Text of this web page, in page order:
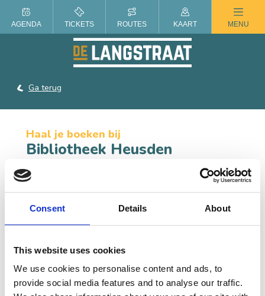
Consent Details About
This website uses cookies
We use cookies to personalise content and ads, to
provide social media features and to analyse our traffic.
ZOMER IN DE LANGSTRAAT
Ga terug
Haal je boeken bij
Bibliotheek Heusden
Bibliotheek Heusden, met vestigingen in Drunen,
Heusden en Vlijmen, biedt een wereld vol informatie.
Kasteellaan 36, 5256 GV Oudheusden
Bel: 0416-662055|Stuur een e-mail
Plan je route
AGENDA TICKETS ROUTES KAART MENU